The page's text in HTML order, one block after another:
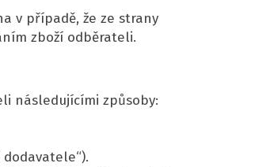
v případě, že ze strany
zboží odběrateli.
následujícími způsoby: